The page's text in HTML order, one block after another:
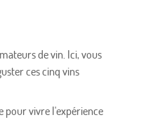
de vin. Ici, vous
ces cinq vins
pour vivre l'expérience